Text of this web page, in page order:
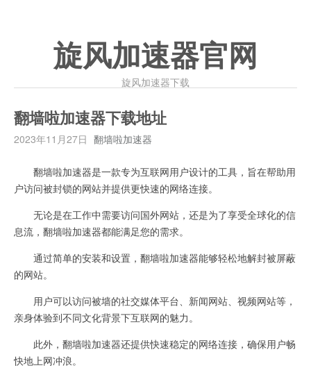
旋风加速器官网
旋风加速器下载
翻墙啦加速器下载地址
2023年11月27日 翻墙啦加速器
翻墙啦加速器是一款专为互联网用户设计的工具，旨在帮助用
户访问被封锁的网站并提供更快速的网络连接。
无论是在工作中需要访问国外网站，还是为了享受全球化的信
息流，翻墙啦加速器都能满足您的需求。
通过简单的安装和设置，翻墙啦加速器能够轻松地解封被屏蔽
的网站。
用户可以访问被墙的社交媒体平台、新闻网站、视频网站等，
亲身体验到不同文化背景下互联网的魅力。
此外，翻墙啦加速器还提供快速稳定的网络连接，确保用户畅
快地上网冲浪。